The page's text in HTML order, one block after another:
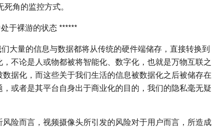
角的监控方式。
于裸游的状态 ******
大量的信息与数据都将从传统的硬件端储存，直接转换到
不论是人或物都被将智能化、数字化，也就是万物互联之
据化，而这些关于我们生活的信息被数据化之后被储存在
或者是其平台自身出于商业化的目的，我们的隐私毫无疑
险而言，视频摄像头所引发的风险对于用户而言，所造成